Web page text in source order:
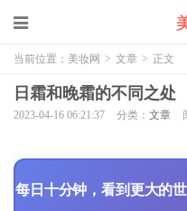
当前位置： 美妆网 > 文章 > 正文
日霜和晚霜的不同之处
2023-04-16 06:21:37 分类： 文章
每日十分钟，看到更大的